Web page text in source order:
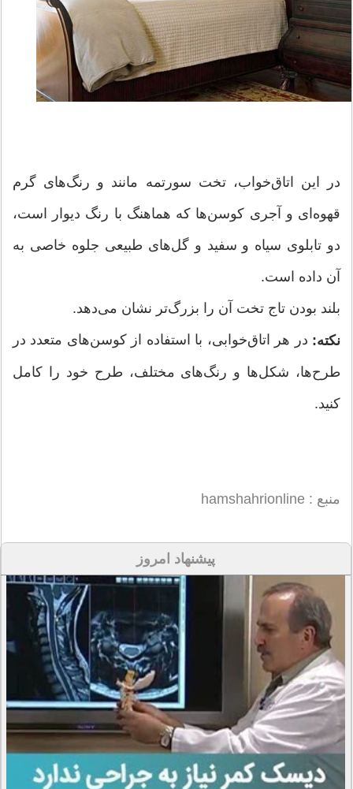
در این اتاق‌خواب، تخت سورتمه مانند و رنگ‌های گرم
قهوه‌ای و آجری کوسن‌ها که هماهنگ با رنگ دیوار است،
دو تابلوی سیاه و سفید و گل‌های طبیعی جلوه خاصی به
آن داده است.
بلند بودن تاج تخت آن را بزرگ‌تر نشان می‌دهد.
نکته: در هر اتاق‌خوابی، با استفاده از کوسن‌های متعدد در
طرح‌ها، شکل‌ها و رنگ‌های مختلف، طرح خود را کامل
کنید.
منبع : hamshahrionline
پیشنهاد امروز